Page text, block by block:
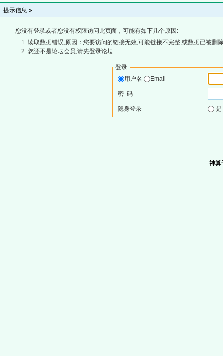
提示信息 »
您没有登录或者您没有权限访问此页面，可能有如下几个原因:
读取数据错误,原因：您要访问的链接无效,可能链接不完整,或数据已被删
您还不是论坛会员,请先登录论坛
登录
用户名
Email
密 码
隐身登录
神算